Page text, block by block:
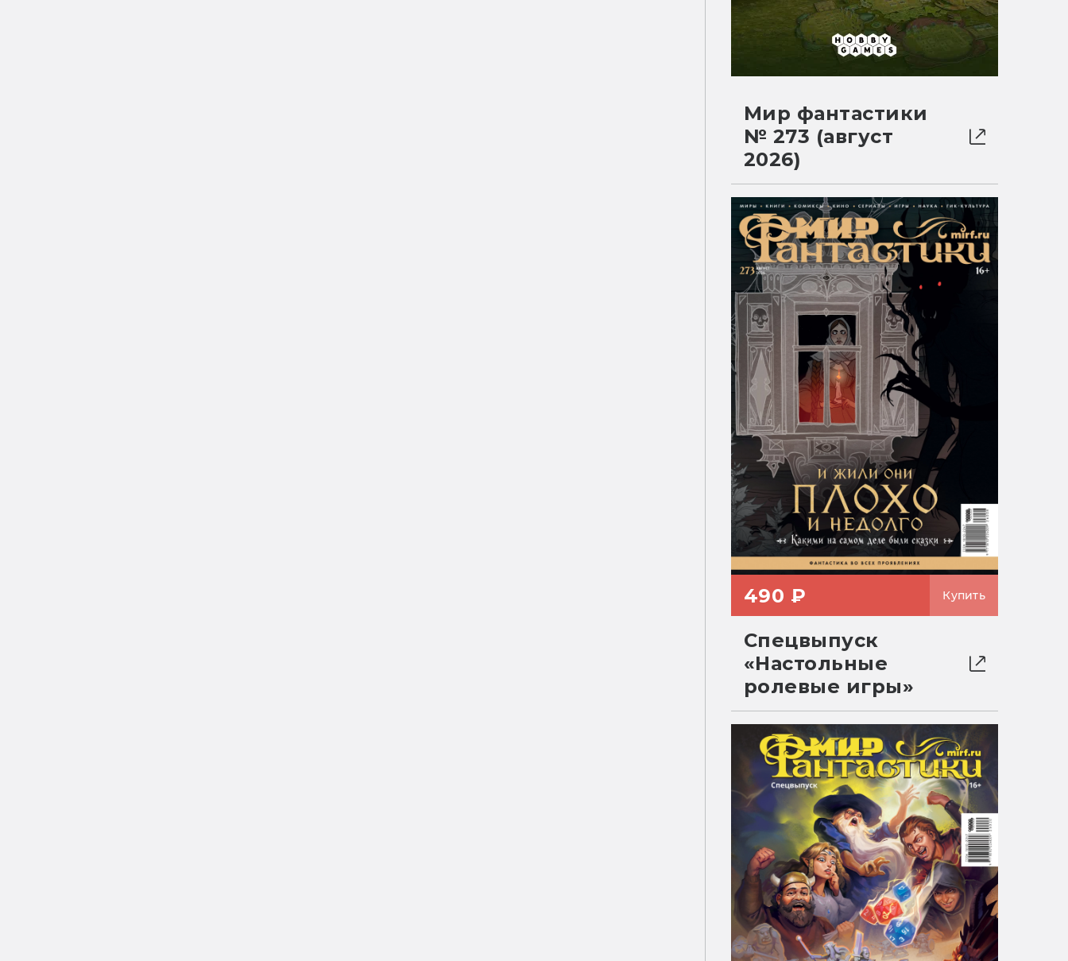
Мир фантастики
№ 273 (август
2026)
490 ₽ Купить
Спецвыпуск
«Настольные
ролевые игры»